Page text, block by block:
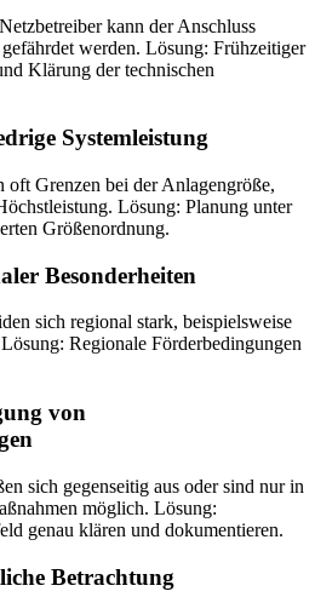
kann der Anschluss
werden. Lösung: Frühzeitiger
Klärung der technischen
Systemleistung
oft Grenzen bei der Anlagengröße,
Lösung: Planung unter
Größenordnung.
Besonderheiten
sich regional stark, beispielsweise
Regionale Förderbedingungen
von
sich gegenseitig aus oder sind nur in
möglich. Lösung:
genau klären und dokumentieren.
Betrachtung